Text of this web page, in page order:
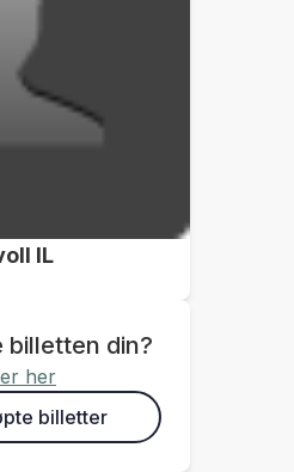
IL
billetten din?
her
billetter